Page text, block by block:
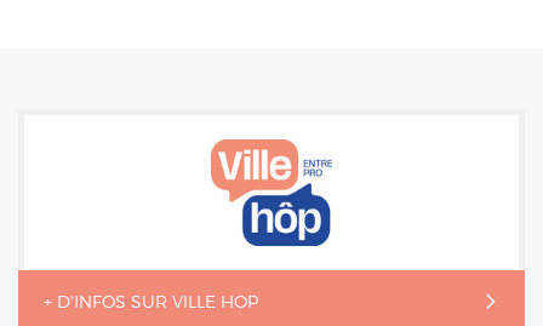
+ D'INFOS SUR VILLE HOP